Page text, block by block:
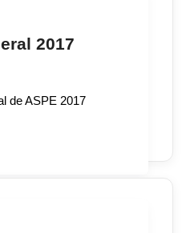
2017
de ASPE 2017